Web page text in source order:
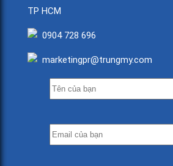
TP HCM
0904 728 696
marketingpr@trungmy.com